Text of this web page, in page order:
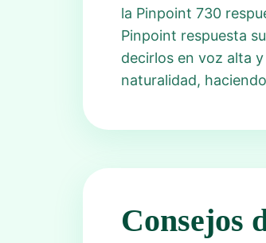
la Pinpoint 730
Pinpoint respuesta
decirlos en voz alta
naturalidad,
Consejos